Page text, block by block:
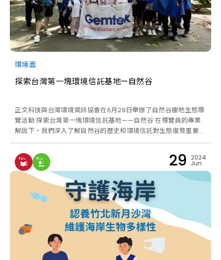
環境面
探索台灣第一塊環境信託基地—自然谷
正文科技與台灣環境資訊協會在6月29日舉辦了自然谷棲地生態導
覽活動 探索台灣第一塊環境信託基地——自然谷 在導覽員的專業
解說下，我們深入了解自然谷的歷史和環境信託對生態復育重要意
義，在淺山棲地裡認識豐富多樣的野生動植物，並看到老祖宗傳承
下來的石駁坎，透過導覽員解說了解堆砌石駁坎工法不易，需要耆
老們的智慧與經驗的累積，自然谷團隊甚至向社區耆老們學習了兩
年。石駁坎運用天然石塊堆砌，形成生態友善的擋土牆，可以有效
防止土石滑動與排水，石頭縫內更是棲息了多種生物，仔細找尋可
以發現不同的小居民躲藏在石頭縫內~ 中午吃完美味的客家鐵盒便
當午餐後，我們移動到農場製作森林系苔，導覽員也順便介紹我們
認識農場裡許多不同品種的台灣蕨類植物，原來台灣也被世界號稱
蕨類王國呢！離開前，我們進行了一個小遊戲，讓大家扮演生態系
中不同元素與生物角色，使大小朋友們從遊戲中感受自然界萬物息
息相關、缺一不可的緊密關係，提升環境永續和生物多樣性的認
知。 感謝所有參加的同仁以及自然谷團隊，期待下次再見！
29 2024
Jun